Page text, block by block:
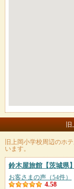
旧上岡小学校周辺のホ
います。
鈴木屋旅館 【茨城県】
お客さまの声（54件）
4.58